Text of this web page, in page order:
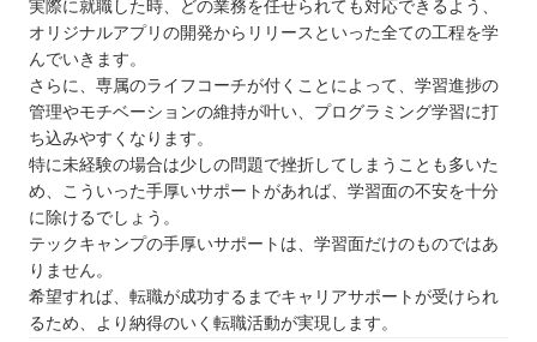
実際に就職した時、どの業務を任せられても対応できるよう、
オリジナルアプリの開発からリリースといった全ての工程を学
んでいきます。
さらに、専属のライフコーチが付くことによって、学習進捗の
管理やモチベーションの維持が叶い、プログラミング学習に打
ち込みやすくなります。
特に未経験の場合は少しの問題で挫折してしまうことも多いた
め、こういった手厚いサポートがあれば、学習面の不安を十分
に除けるでしょう。
テックキャンプの手厚いサポートは、学習面だけのものではあ
りません。
希望すれば、転職が成功するまでキャリアサポートが受けられ
るため、より納得のいく転職活動が実現します。